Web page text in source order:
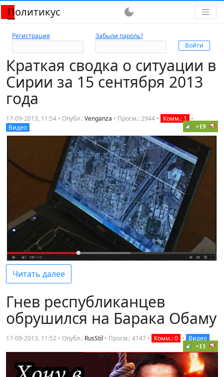
Политикус dark_mode
Регистрация Забыли пароль?
Краткая сводка о ситуации в
Сирии за 15 сентября 2013
года
17-09-2013, 11:54 • Опубл.:Venganza • Просм.: 2944 • Комм.: 1
•
Видео
+19
Читать далее
Гнев республиканцев
обрушился на Барака Обаму
17-09-2013, 11:52 • Опубл.: RusStil • Просм.: 4147 • Комм.: 0 • Видео
+11